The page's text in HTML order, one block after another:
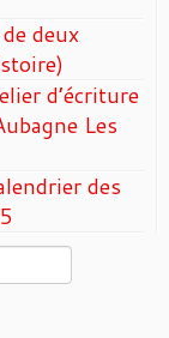
deux
d’écriture
Les
des